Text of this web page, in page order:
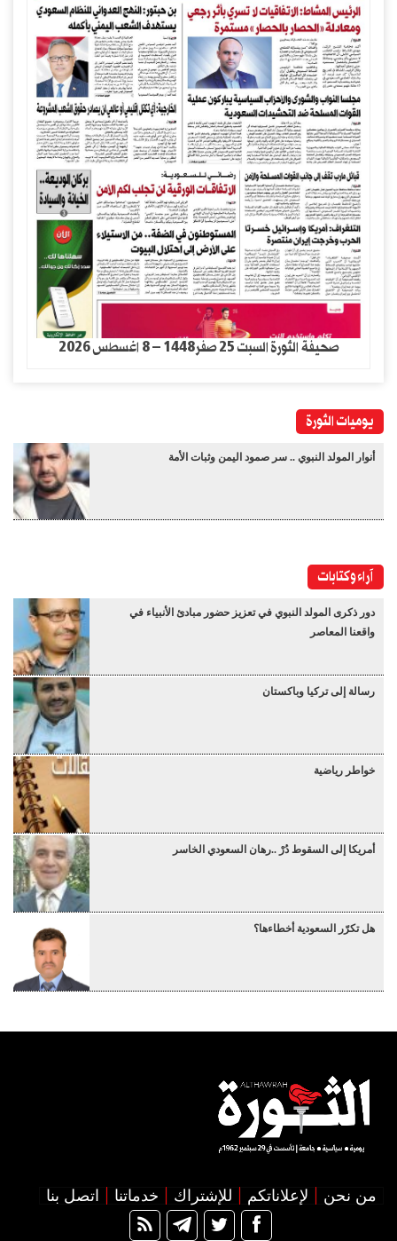
صحيفة الثورة السبت 25 صفر1448 – 8 اغسطس 2026
يوميات الثورة
أنوار المولد النبوي .. سر صمود اليمن وثبات الأمة
آراء وكتابات
دور ذكرى المولد النبوي في تعزيز حضور مبادئ الأنبياء في
واقعنا المعاصر
رسالة إلى تركيا وباكستان
خواطر رياضية
أمريكا إلى السقوط دُرْ ..رهان السعودي الخاسر
هل تكرّر السعودية أخطاءها؟
من نحن لإعلاناتكم للإشتراك خدماتنا اتصل بنا